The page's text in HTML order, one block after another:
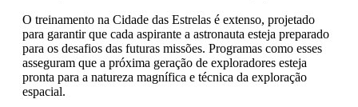
O treinamento na Cidade das Estrelas é extenso, projetado
para garantir que cada aspirante a astronauta esteja preparado
para os desafios das futuras missões. Programas como esses
asseguram que a próxima geração de exploradores esteja
pronta para a natureza magnífica e técnica da exploração
espacial.